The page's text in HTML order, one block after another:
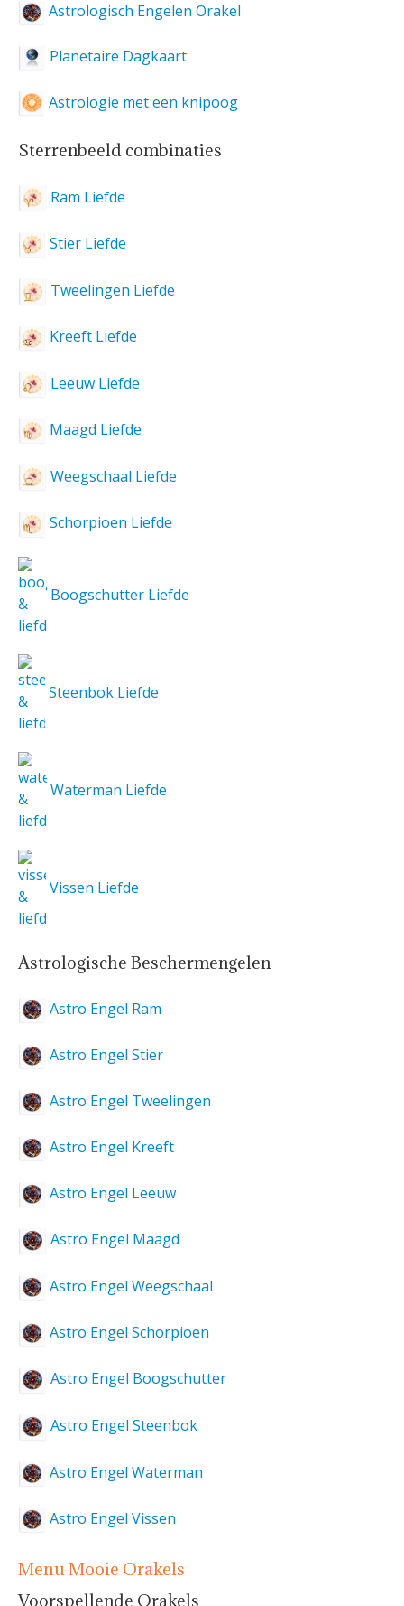
Astrologisch Engelen Orakel
Planetaire Dagkaart
Astrologie met een knipoog
Sterrenbeeld combinaties
Ram Liefde
Stier Liefde
Tweelingen Liefde
Kreeft Liefde
Leeuw Liefde
Maagd Liefde
Weegschaal Liefde
Schorpioen Liefde
Boogschutter Liefde
Steenbok Liefde
Waterman Liefde
Vissen Liefde
Astrologische Beschermengelen
Astro Engel Ram
Astro Engel Stier
Astro Engel Tweelingen
Astro Engel Kreeft
Astro Engel Leeuw
Astro Engel Maagd
Astro Engel Weegschaal
Astro Engel Schorpioen
Astro Engel Boogschutter
Astro Engel Steenbok
Astro Engel Waterman
Astro Engel Vissen
Menu Mooie Orakels
Voorspellende Orakels